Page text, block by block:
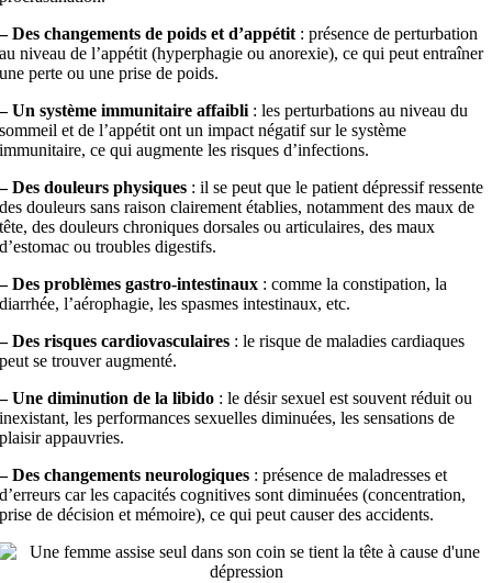
– Des changements de poids et d’appétit : présence de perturbation
au niveau de l’appétit (hyperphagie ou anorexie), ce qui peut entraîner
une perte ou une prise de poids.
– Un système immunitaire affaibli : les perturbations au niveau du
sommeil et de l’appétit ont un impact négatif sur le système
immunitaire, ce qui augmente les risques d’infections.
– Des douleurs physiques : il se peut que le patient dépressif ressente
des douleurs sans raison clairement établies, notamment des maux de
tête, des douleurs chroniques dorsales ou articulaires, des maux
d’estomac ou troubles digestifs.
– Des problèmes gastro-intestinaux : comme la constipation, la
diarrhée, l’aérophagie, les spasmes intestinaux, etc.
– Des risques cardiovasculaires : le risque de maladies cardiaques
peut se trouver augmenté.
– Une diminution de la libido : le désir sexuel est souvent réduit ou
inexistant, les performances sexuelles diminuées, les sensations de
plaisir appauvries.
– Des changements neurologiques : présence de maladresses et
d’erreurs car les capacités cognitives sont diminuées (concentration,
prise de décision et mémoire), ce qui peut causer des accidents.